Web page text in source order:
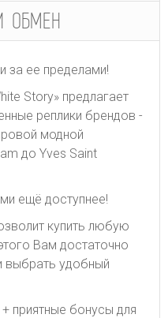
ОБМЕН
за ее пределами!
Story» предлагает
реплики брендов -
модной
до Yves Saint
ещё доступнее!
купить любую
Вам достаточно
выбрать удобный
приятные бонусы для